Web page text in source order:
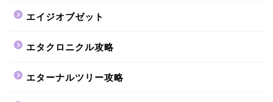
エイジオブゼット
エタクロニクル攻略
エターナルツリー攻略